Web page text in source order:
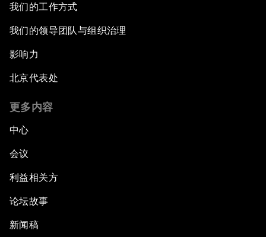
我们的工作方式
我们的领导团队与组织治理
影响力
北京代表处
更多内容
中心
会议
利益相关方
论坛故事
新闻稿